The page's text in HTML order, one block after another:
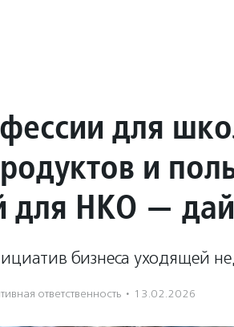
для
и
для НКО —
бизнеса уходящей
ответственность · 13.02.2026